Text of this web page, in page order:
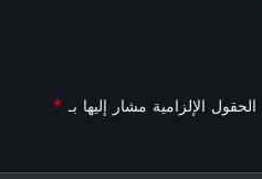
الحقول الإلزامية مشار إليها بـ *